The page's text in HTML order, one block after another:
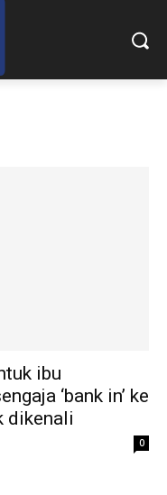
ibu
‘bank in’ ke
dikenali
0